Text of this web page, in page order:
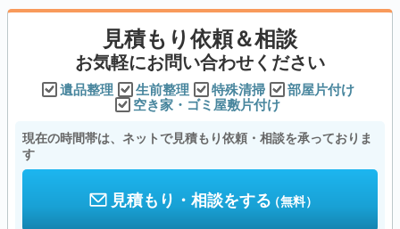
見積もり依頼＆相談
お気軽にお問い合わせください
遺品整理 生前整理 特殊清掃
部屋片付け
空き家・ゴミ屋敷片付け
現在の時間帯は、ネットで見積もり依頼・相談を承っておりま
す
見積もり・相談をする（無料）